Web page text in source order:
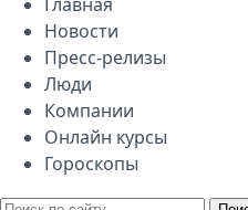
Новости
Пресс-релизы
Люди
Компании
Онлайн курсы
Гороскопы